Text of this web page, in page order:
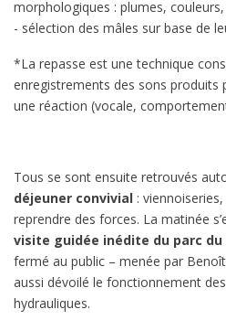
morphologiques : plumes,
- sélection des mâles sur base de
*La repasse est une technique
enregistrements des sons produits
une réaction (vocale,
Tous se sont ensuite retrouvés
déjeuner convivial :
reprendre des forces. La matinée
visite guidée inédite du parc
fermé au public – menée par
aussi dévoilé le fonctionnement
hydrauliques.